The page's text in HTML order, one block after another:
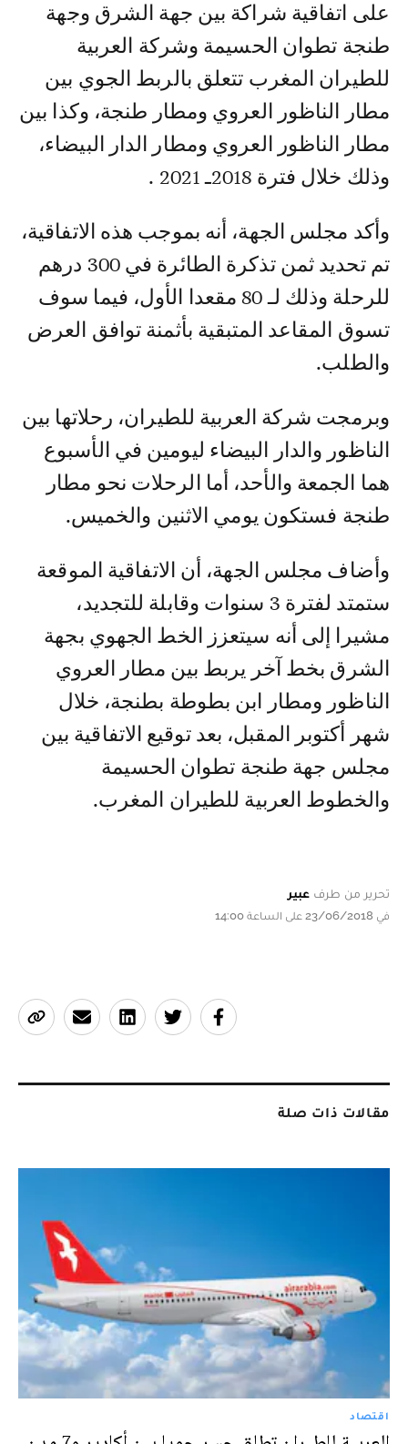
على اتفاقية شراكة بين جهة الشرق وجهة
طنجة تطوان الحسيمة وشركة العربية
للطيران المغرب تتعلق بالربط الجوي بين
مطار الناظور العروي ومطار طنجة، وكذا بين
مطار الناظور العروي ومطار الدار البيضاء،
وذلك خلال فترة 2018ـ 2021 .
وأكد مجلس الجهة، أنه بموجب هذه الاتفاقية،
تم تحديد ثمن تذكرة الطائرة في 300 درهم
للرحلة وذلك لـ 80 مقعدا الأول، فيما سوف
تسوق المقاعد المتبقية بأثمنة توافق العرض
والطلب.
وبرمجت شركة العربية للطيران، رحلاتها بين
الناظور والدار البيضاء ليومين في الأسبوع
هما الجمعة والأحد، أما الرحلات نحو مطار
طنجة فستكون يومي الاثنين والخميس.
وأضاف مجلس الجهة، أن الاتفاقية الموقعة
ستمتد لفترة 3 سنوات وقابلة للتجديد،
مشيرا إلى أنه سيتعزز الخط الجهوي بجهة
الشرق بخط آخر يربط بين مطار العروي
الناظور ومطار ابن بطوطة بطنجة، خلال
شهر أكتوبر المقبل، بعد توقيع الاتفاقية بين
مجلس جهة طنجة تطوان الحسيمة
والخطوط العربية للطيران المغرب.
تحرير من طرف عبير
في 23/06/2018 على الساعة 14:00
مقالات ذات صلة
اقتصاد